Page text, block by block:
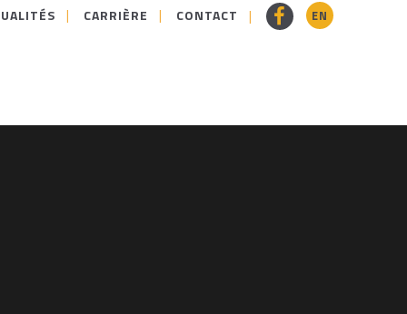
CARRIÈRE CONTACT